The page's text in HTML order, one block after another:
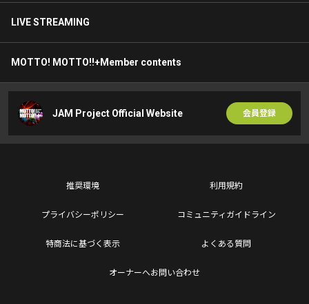
LIVE STREAMING
MOTTO! MOTTO!!+Member contents
JAM Project Official Website 会員登録
推奨環境 利用規約
プライバシーポリシー コミュニティガイドライン
特商法に基づく表示 よくある質問
オーナーへお問い合わせ